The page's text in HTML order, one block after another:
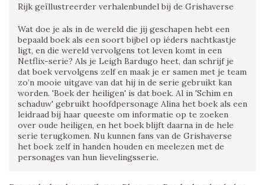
Rijk geïllustreerder verhalenbundel bij de Grishaverse
Wat doe je als in de wereld die jij geschapen hebt een
bepaald boek als een soort bijbel op íéders nachtkastje
ligt, en die wereld vervolgens tot leven komt in een
Netflix-serie? Als je Leigh Bardugo heet, dan schrijf je
dat boek vervolgens zelf en maak je er samen met je team
zo’n mooie uitgave van dat hij in de serie gebruikt kan
worden. 'Boek der heiligen' is dat boek. Al in 'Schim en
schaduw' gebruikt hoofdpersonage Alina het boek als een
leidraad bij haar queeste om informatie op te zoeken
over oude heiligen, en het boek blijft daarna in de hele
serie terugkomen. Nu kunnen fans van de Grishaverse
het boek zelf in handen houden en meelezen met de
personages van hun lievelingsserie.